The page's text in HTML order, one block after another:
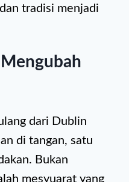
tradisi menjadi
dari Dublin
di tangan, satu
Bukan
mesyuarat yang